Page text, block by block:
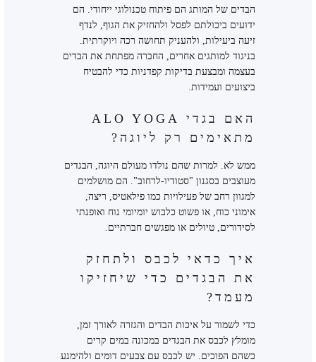
הבדים של המותג הם פיתוח טכנולוגי ייחודי. הם
ידועים ביכולתם לפסל ולהחזיק את הגוף, לנדף
זיעה ביעילות, ולהעניק תחושה רכה ויוקרתית.
בניגוד למותגים אחרים, החברה מפתחת את הבדים
בעצמה ומבצעת בדיקות קפדניות כדי להבטיח
ביצועים ועמידות.
האם בגדי ALO YOGA
מתאימים רק ליוגה?
ממש לא. למרות שהם נולדו מעולם היוגה, הבגדים
מעוצבים בסגנון "סטודיו-לרחוב". הם מושלמים
למגוון רחב של פעילויות כמו פילאטיס, ריצה,
אימוני כוח, או פשוט כלבוש יומיומי נוח ואופנתי
לסידורים, טיולים או מפגשים חברתיים.
איך כדאי לכבס ולתחזק
את הבגדים כדי שיחזיקו
מעמד?
כדי לשמור על איכות הבדים והגזרה לאורך זמן,
מומלץ לכבס את הבגדים במכונה במים קרים
כשהם הפוכים. יש לכבס עם צבעים דומים ולהימנע